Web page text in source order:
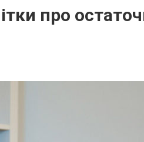
про